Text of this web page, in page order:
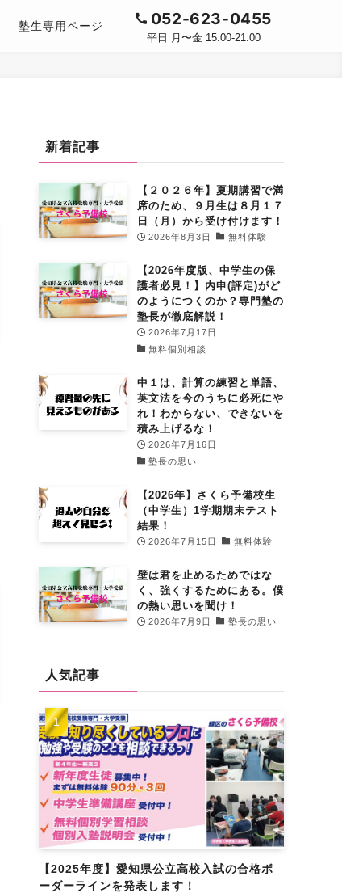
塾生専用ページ 052-623-0455
平日 月〜金 15:00-21:00
新着記事
【２０２６年】夏期講習で満
席のため、９月生は８月１７
日（月）から受け付けます！
2026年8月3日 無料体験
【2026年度版、中学生の保
護者必見！】内申(評定)がど
のようにつくのか？専門塾の
塾長が徹底解説！
2026年7月17日
無料個別相談
中１は、計算の練習と単語、
英文法を今のうちに必死にや
れ！わからない、できないを
積み上げるな！
2026年7月16日
塾長の思い
【2026年】さくら予備校生
（中学生）1学期期末テスト
結果！
2026年7月15日 無料体験
壁は君を止めるためではな
く、強くするためにある。僕
の熱い思いを聞け！
2026年7月9日 塾長の思い
人気記事
【2025年度】愛知県公立高校入試の合格ボ
ーダーラインを発表します！